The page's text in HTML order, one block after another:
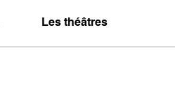
Les théâtres